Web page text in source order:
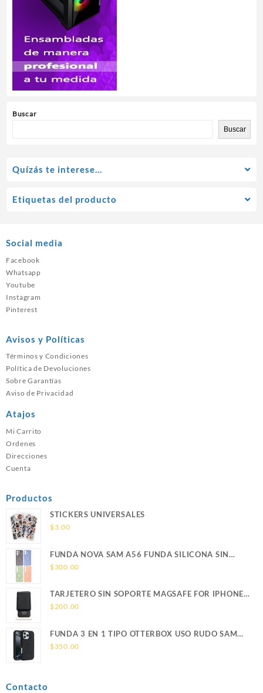
Buscar
Buscar
Quízás te interese…
Etiquetas del producto
Social media
Facebook
Whatsapp
Youtube
Instagram
Pinterest
Avisos y Políticas
Términos y Condiciones
Política de Devoluciones
Sobre Garantías
Aviso de Privacidad
Atajos
Mi Carrito
Ordenes
Direcciones
Cuenta
Productos
STICKERS UNIVERSALES
$3.00
FUNDA NOVA SAM A56 FUNDA SILICONA SIN
SOPORTE MAGNETICO SAMSUNG
$300.00
TARJETERO SIN SOPORTE MAGSAFE FOR IPHONE
LEATHER WALLET MAGSAFE
$200.00
FUNDA 3 EN 1 TIPO OTTERBOX USO RUDO SAM
S26 ULTRA SAMSUNG S26 ULTRA
$350.00
Contacto